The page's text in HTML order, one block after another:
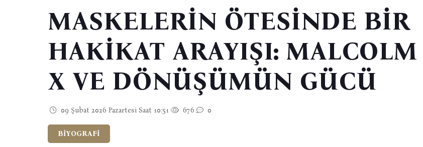
MASKELERİN ÖTESİNDE BİR
HAKİKAT ARAYIŞI: MALCOLM
X VE DÖNÜŞÜMÜN GÜCÜ
09 Şubat 2026 Pazartesi Saat 10:51 676 0
BİYOGRAFİ